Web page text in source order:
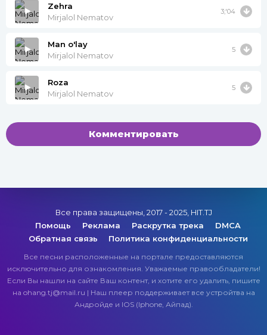
Zehra
Mirjalol Nematov
3;'04
Man o'lay
Mirjalol Nematov
5
Roza
Mirjalol Nematov
5
Комментировать
Все права защищены, 2017 - 2025, HIT.TJ
Помощь
Реклама Раскрутка трека
DMCA
Обратная связь
Политика конфиденциальности
Все песни расположенные на портале предоставляются
исключительно для ознакомления. Уважаемые правообладатели!
Если Вы нашли на сайте Ваш контент, и хотите его удалить, пишите
на ohang.tj@mail.ru | Наш плеер поддерживает все устройтва на
Андройде и IOS (Iphone, Айпад).